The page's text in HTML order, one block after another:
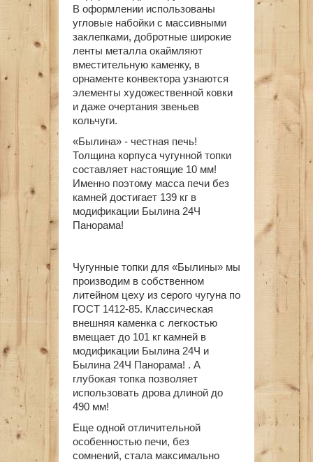
В оформлении использованы
угловые набойки с массивными
заклепками, добротные широкие
ленты металла окаймляют
вместительную каменку, в
орнаменте конвектора узнаются
элементы художественной ковки
и даже очертания звеньев
кольчуги.
«Былина» - честная печь!
Толщина корпуса чугунной топки
составляет настоящие 10 мм!
Именно поэтому масса печи без
камней достигает 139 кг в
модификации Былина 24Ч
Панорама!
Чугунные топки для «Былины» мы
производим в собственном
литейном цеху из серого чугуна по
ГОСТ 1412-85. Классическая
внешняя каменка с легкостью
вмещает до 101 кг камней в
модификации Былина 24Ч и
Былина 24Ч Панорама! . А
глубокая топка позволяет
использовать дрова длиной до
490 мм!
Еще одной отличительной
особенностью печи, без
сомнений, стала максимально